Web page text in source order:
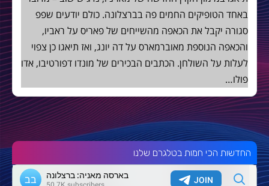
באחד הטופיקים החמים פה בברצלונה. כולם יודעים שפפ
סגורה יקבל את הכאפה מהשייחים של פאריס על ראביו,
והכאפה הנוספת מאוברמארס על דה יונג, ואז תיאגו כן צפוי
לעלות על השולחן. הכתבים הבכירים של מונדו דפורטיבו, אדו
פולו…
החדשות הכי חמות בטלגרם שלנו